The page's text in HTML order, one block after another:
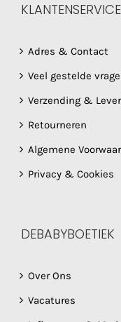
KLANTENSERVICE
Adres & Contact
Veel gestelde
Verzending &
Retourneren
Algemene
Privacy & Cookies
DEBABYBOETIEK
Over Ons
Vacatures